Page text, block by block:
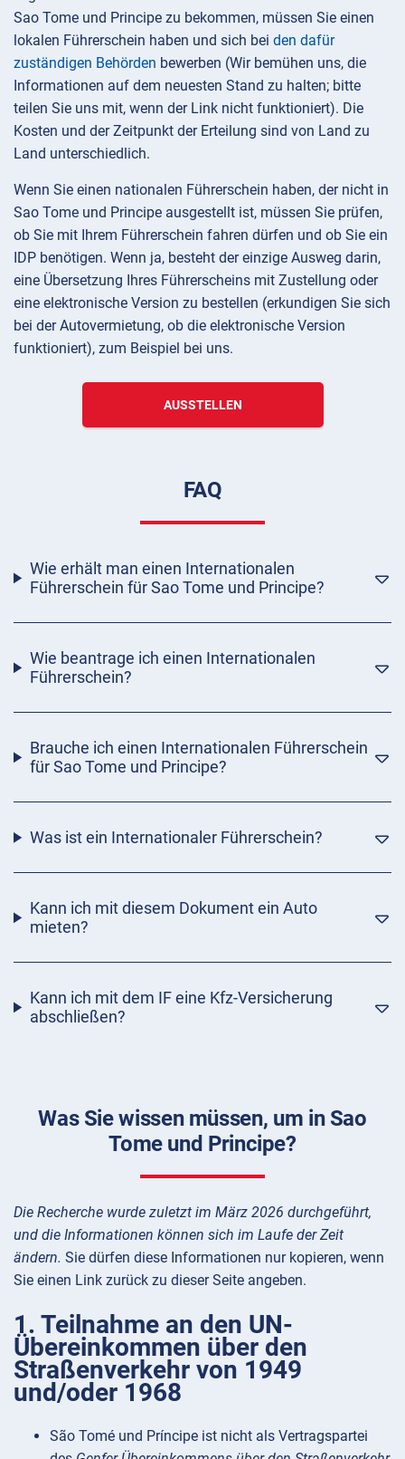
Sao Tome und Principe zu bekommen, müssen Sie einen
lokalen Führerschein haben und sich bei den dafür
zuständigen Behörden bewerben (Wir bemühen uns, die
Informationen auf dem neuesten Stand zu halten; bitte
teilen Sie uns mit, wenn der Link nicht funktioniert). Die
Kosten und der Zeitpunkt der Erteilung sind von Land zu
Land unterschiedlich.
Wenn Sie einen nationalen Führerschein haben, der nicht in
Sao Tome und Principe ausgestellt ist, müssen Sie prüfen,
ob Sie mit Ihrem Führerschein fahren dürfen und ob Sie ein
IDP benötigen. Wenn ja, besteht der einzige Ausweg darin,
eine Übersetzung Ihres Führerscheins mit Zustellung oder
eine elektronische Version zu bestellen (erkundigen Sie sich
bei der Autovermietung, ob die elektronische Version
funktioniert), zum Beispiel bei uns.
AUSSTELLEN
FAQ
Wie erhält man einen Internationalen
Führerschein für Sao Tome und Principe?
Wie beantrage ich einen Internationalen
Führerschein?
Brauche ich einen Internationalen Führerschein
für Sao Tome und Principe?
Was ist ein Internationaler Führerschein?
Kann ich mit diesem Dokument ein Auto
mieten?
Kann ich mit dem IF eine Kfz-Versicherung
abschließen?
Was Sie wissen müssen, um in Sao
Tome und Principe?
Die Recherche wurde zuletzt im März 2026 durchgeführt,
und die Informationen können sich im Laufe der Zeit
ändern. Sie dürfen diese Informationen nur kopieren, wenn
Sie einen Link zurück zu dieser Seite angeben.
1. Teilnahme an den UN-
Übereinkommen über den
Straßenverkehr von 1949
und/oder 1968
São Tomé und Príncipe ist nicht als Vertragspartei